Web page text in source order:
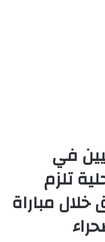
في
تلزم
خلال مباراة